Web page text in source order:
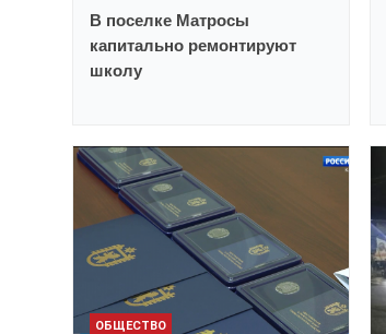
В поселке Матросы
капитально ремонтируют
школу
ОБЩЕСТВО